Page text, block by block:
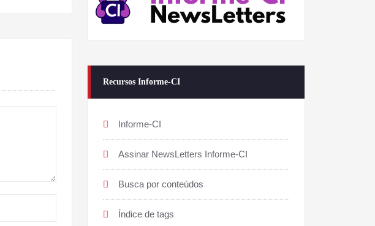
Recursos Informe-CI
Informe-CI
Assinar NewsLetters Informe-CI
Busca por conteúdos
Índice de tags